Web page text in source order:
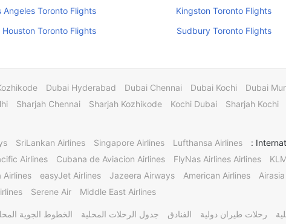
Kingston Toronto Flights
Angeles Toronto Flights
Sudbury Toronto Flights
Houston Toronto Flights
Dubai
Dubai Kochi
Dubai Chennai
Dubai Hyderabad
Sharjah Kochi
Kochi Dubai
Sharjah Kozhikode
Sharjah Chennai
Lufthansa Airlines
Singapore Airlines
SriLankan Airlines
FlyNas Airlines Airlines
Cubana de Aviacion Airlines
Airlines
American Airlines
Jazeera Airways
easyJet Airlines
Airlines
Middle East Airlines
Serene Air
رحلات طيران دولية الفنادق جدول الرحلات المحلية الخطوط الجوية